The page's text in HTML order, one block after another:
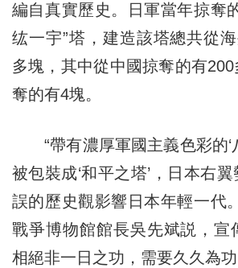
編自真實歷史。日軍當年掠奪
纮一宇”塔，建造該塔總共從
多塊，其中從中國掠奪的有
奪的有4塊。
“帶有濃厚軍國主義色彩的‘
被包裝成‘和平之塔’，日本右
誤的歷史觀影響日本年輕一代
戰爭博物館館長吳先斌説，宣
相絕非一日之功，需要久久為功